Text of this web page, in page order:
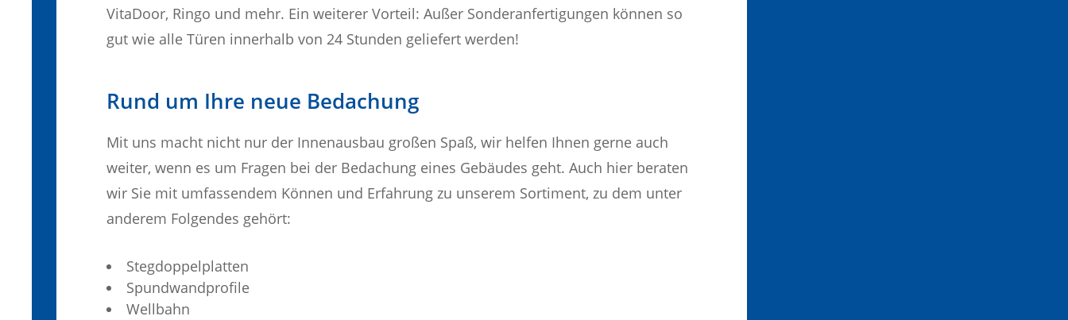
VitaDoor, Ringo und mehr. Ein weiterer Vorteil: Außer Sonderanfertigungen können so
gut wie alle Türen innerhalb von 24 Stunden geliefert werden!
Rund um Ihre neue Bedachung
Mit uns macht nicht nur der Innenausbau großen Spaß, wir helfen Ihnen gerne auch
weiter, wenn es um Fragen bei der Bedachung eines Gebäudes geht. Auch hier beraten
wir Sie mit umfassendem Können und Erfahrung zu unserem Sortiment, zu dem unter
anderem Folgendes gehört:
Stegdoppelplatten
Spundwandprofile
Wellbahn